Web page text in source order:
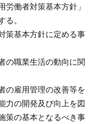
働者対策基本方針」
。
策基本方針に定める事
の職業生活の動向に関
の雇用管理の改善等を
力の開発及び向上を図
策の基本となるべき事